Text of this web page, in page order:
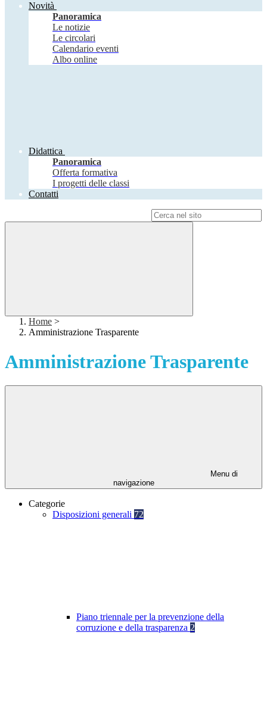
Novità
Panoramica
Le notizie
Le circolari
Calendario eventi
Albo online
Didattica
Panoramica
Offerta formativa
I progetti delle classi
Contatti
Home >
Amministrazione Trasparente
Amministrazione Trasparente
Menu di
navigazione
Categorie
Disposizioni generali 72
Piano triennale per la prevenzione della
corruzione e della trasparenza 2